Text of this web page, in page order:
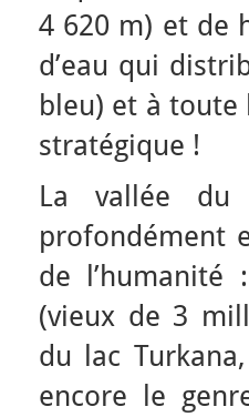
4 620 m) et de
d’eau qui
bleu) et à toute
stratégique !
La vallée du
profondément
de
(vieux de 3
du lac
encore le